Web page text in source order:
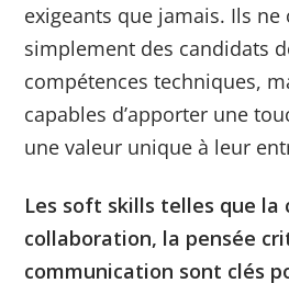
exigeants que jamais. Ils ne
simplement des candidats
compétences techniques,
capables d’apporter une
une valeur unique à leur
Les soft skills telles que la
collaboration, la pensée
communication sont clés